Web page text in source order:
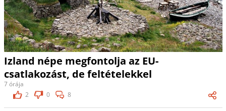
Izland népe megfontolja az EU-
csatlakozást, de feltételekkel
7 órája
2
0 8